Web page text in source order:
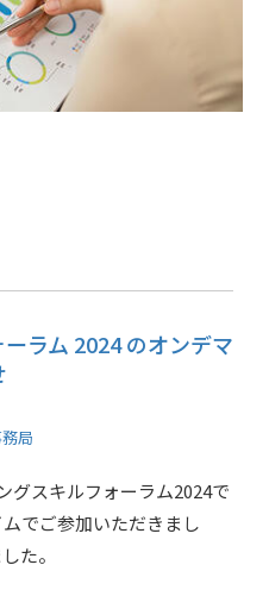
ラム 2024 のオンデマ
局
グスキルフォーラム2024で
でご参加いただきまし
た。